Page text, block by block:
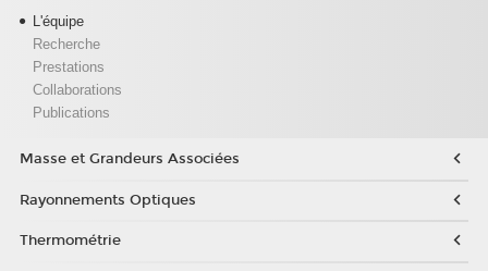
L'équipe
Recherche
Prestations
Collaborations
Publications
Masse et Grandeurs Associées
Rayonnements Optiques
Thermométrie